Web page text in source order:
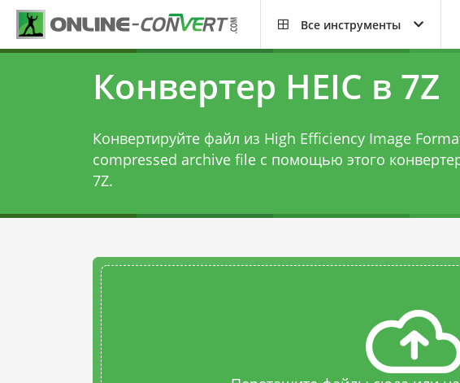
Все инструменты
Конвертер HEIC в 7Z
Конвертируйте файл из High Efficiency Image
compressed archive file с помощью этого
7Z.